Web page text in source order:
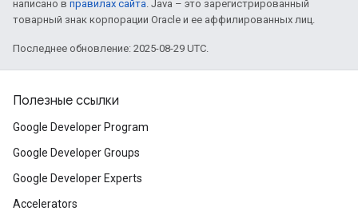
написано в правилах сайта. Java – это зарегистрированный
товарный знак корпорации Oracle и ее аффилированных лиц.
Последнее обновление: 2025-08-29 UTC.
Полезные ссылки
Google Developer Program
Google Developer Groups
Google Developer Experts
Accelerators